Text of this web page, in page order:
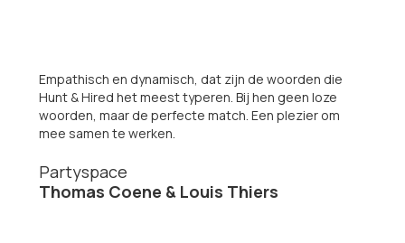
Empathisch en dynamisch, dat zijn de woorden die
Hunt & Hired het meest typeren. Bij hen geen loze
woorden, maar de perfecte match. Een plezier om
mee samen te werken.
Partyspace
Thomas Coene & Louis Thiers